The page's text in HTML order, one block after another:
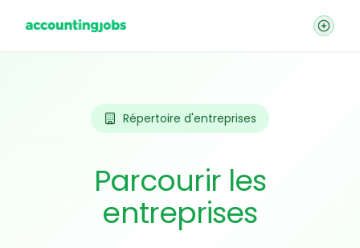
Répertoire d'entreprises
Parcourir les
entreprises